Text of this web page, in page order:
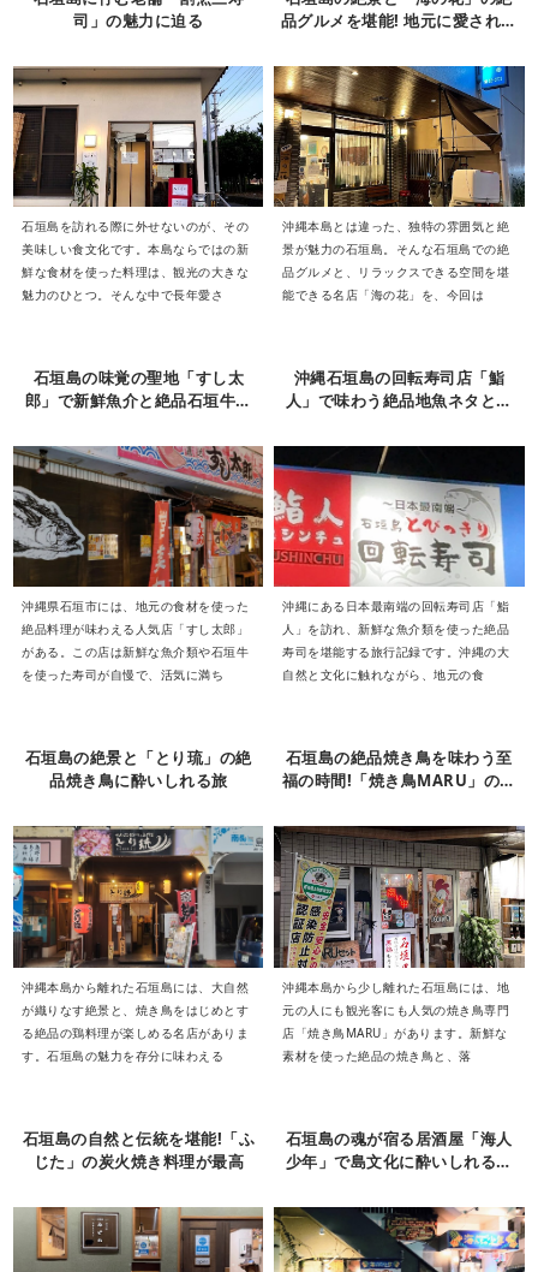
司」の魅力に迫る
石垣島を訪れる際に外せないのが、その
美味しい食文化です。本島ならではの新
鮮な食材を使った料理は、観光の大きな
魅力のひとつ。そんな中で長年愛さ
品グルメを堪能! 地元に愛される
沖縄本島とは違った、独特の雰囲気と絶
景が魅力の石垣島。そんな石垣島での絶
品グルメと、リラックスできる空間を堪
能できる名店「海の花」を、今回は
石垣島の味覚の聖地「すし太
郎」で新鮮魚介と絶品石垣牛に
沖縄県石垣市には、地元の食材を使った
絶品料理が味わえる人気店「すし太郎」
がある。この店は新鮮な魚介類や石垣牛
を使った寿司が自慢で、活気に満ち
沖縄石垣島の回転寿司店「鮨
人」で味わう絶品地魚ネタと海
沖縄にある日本最南端の回転寿司店「鮨
人」を訪れ、新鮮な魚介類を使った絶品
寿司を堪能する旅行記録です。沖縄の大
自然と文化に触れながら、地元の食
石垣島の絶景と「とり琉」の絶
品焼き鳥に酔いしれる旅
沖縄本島から離れた石垣島には、大自然
が織りなす絶景と、焼き鳥をはじめとす
る絶品の鶏料理が楽しめる名店がありま
す。石垣島の魅力を存分に味わえる
石垣島の絶品焼き鳥を味わう至
福の時間!「焼き鳥MARU」の魅
沖縄本島から少し離れた石垣島には、地
元の人にも観光客にも人気の焼き鳥専門
店「焼き鳥MARU」があります。新鮮な
素材を使った絶品の焼き鳥と、落
石垣島の自然と伝統を堪能!「ふ
じた」の炭火焼き料理が最高
石垣島の魂が宿る居酒屋「海人
少年」で島文化に酔いしれる体